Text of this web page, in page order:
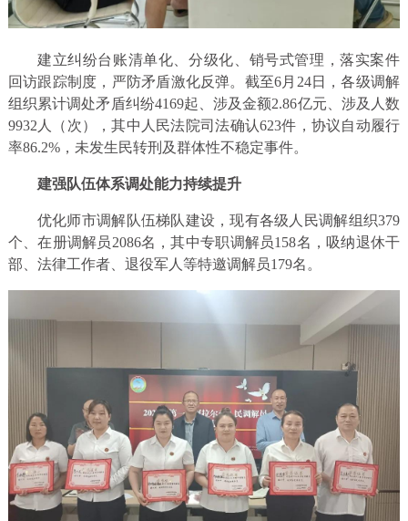
建立纠纷台账清单化、分级化、销号式管理，落实案件
回访跟踪制度，严防矛盾激化反弹。截至6月24日，各级调解
组织累计调处矛盾纠纷4169起、涉及金额2.86亿元、涉及人数
9932人（次），其中人民法院司法确认623件，协议自动履行
率86.2%，未发生民转刑及群体性不稳定事件。
建强队伍体系调处能力持续提升
优化师市调解队伍梯队建设，现有各级人民调解组织379
个、在册调解员2086名，其中专职调解员158名，吸纳退休干
部、法律工作者、退役军人等特邀调解员179名。